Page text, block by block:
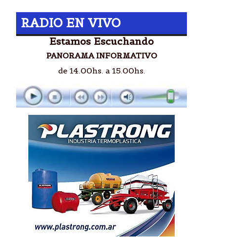
RADIO EN VIVO
Estamos Escuchando
PANORAMA INFORMATIVO
de 14.00hs. a 15.00hs.